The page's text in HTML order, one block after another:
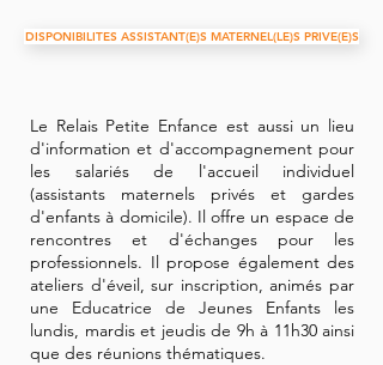
DISPONIBILITES ASSISTANT(E)S MATERNEL(LE)S PRIVE(E)S
Le Relais Petite Enfance est aussi un lieu
d'information et d'accompagnement pour
les salariés de l'accueil individuel
(assistants maternels privés et gardes
d'enfants à domicile). Il offre un espace de
rencontres et d'échanges pour les
professionnels. Il propose également des
ateliers d'éveil, sur inscription, animés par
une Educatrice de Jeunes Enfants les
lundis, mardis et jeudis de 9h à 11h30 ainsi
que des réunions thématiques.